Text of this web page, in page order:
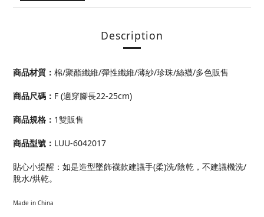
Description
商品材質： 棉/聚酯纖維/彈性纖維/薄紗/珍珠/絲襪/多色販售
商品尺碼： F (適穿腳長22-25cm)
商品規格： 1雙販售
商品型號： LUU-6042017
貼心小提醒：如是造型墜飾襪款建議手(柔)洗/陰乾，不建議機洗/
脫水/烘乾。
Made in China